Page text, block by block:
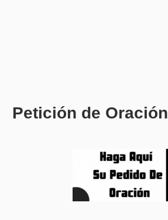
Petición de Oración